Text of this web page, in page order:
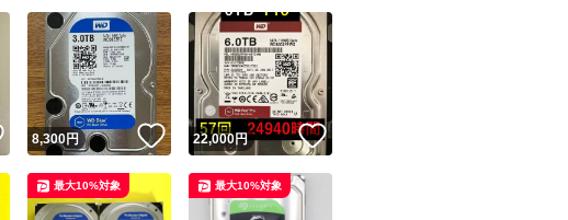
取引実績◯+ このユーザーはYahoo!フリマの取引を完了させた実績があります
他フリマ実績◯+ このユーザーは他フリマサービスでの取引実績があります
スピード&安心発送
※このバッジは実績に基づく表示であり、発送を保証しているものではありません
コピーは1商品につき1回です
出品ページへ
キャンセル
いいね！
8,300円 いいね！
22,000円 いいね！
最大10%対象 最大10%対象